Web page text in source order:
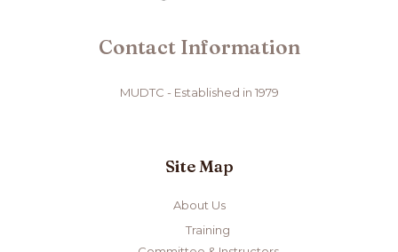
Contact Information
MUDTC - Established in 1979
Site Map
About Us
Training